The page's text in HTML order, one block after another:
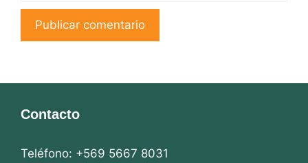
Contacto
Teléfono: +569 5667 8031